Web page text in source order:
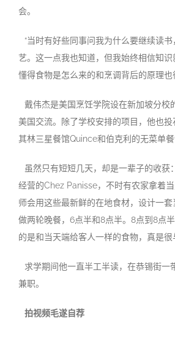
会。
“当时有好些同事问我为什么要继续读
艺。这一点我也知道，但我始终相信知识
懂得食物是怎么来的和烹调背后的原理也
戴伟杰是美国烹饪学院设在新加坡分校
美国交流。除了学校安排的项目，他也
其林三星餐馆Quince和伯克利的无菜单餐
虽然只有短短几天，却是一辈子的收获
经营的Chez Panisse，不时有农家拿着
师会用这些最新鲜的在地食材，设计一
做两轮晚餐，6点半和8点半。8点到8点
的是和当天端给客人一样的食物，真是很
求学期间他一直半工半读，在恭锡街一
兼职。
拍视频毛遂自荐